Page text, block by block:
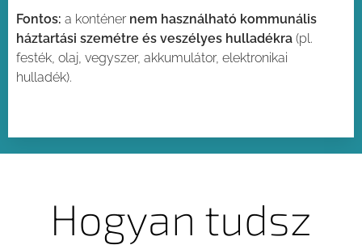
Fontos: a konténer nem használható kommunális
háztartási szemétre és veszélyes hulladékra (pl.
festék, olaj, vegyszer, akkumulátor, elektronikai
hulladék).
Hogyan tudsz